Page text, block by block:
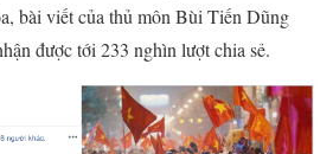
bài viết của thủ môn Bùi Tiến Dũng
được tới 233 nghìn lượt chia sẻ.